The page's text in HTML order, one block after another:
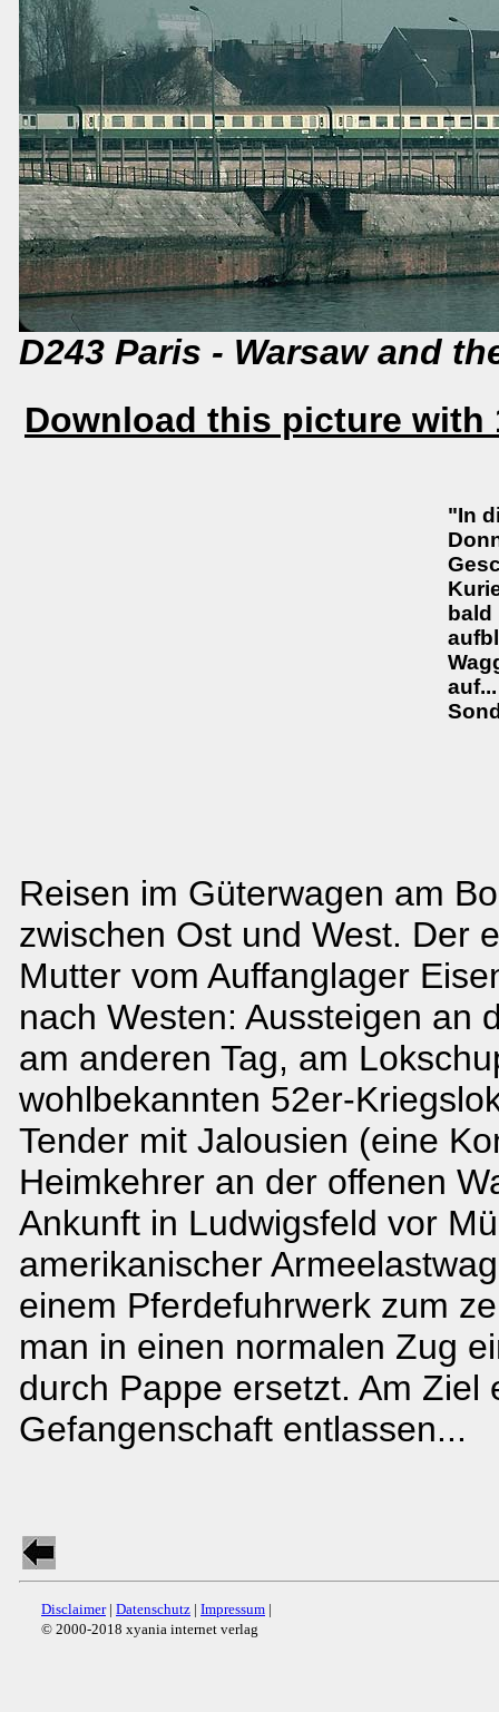
D243 Paris - Warsaw and
Download this picture with
"In
Reisen im Güterwagen am
zwischen Ost und West. Der
Mutter vom Auffanglager
nach Westen: Aussteigen an
am anderen Tag, am
wohlbekannten 52er-
Tender mit Jalousien (eine
Heimkehrer an der offenen
Ankunft in Ludwigsfeld vor
amerikanischer
einem Pferdefuhrwerk zum
man in einen normalen Zug
durch Pappe ersetzt. Am Ziel
Gefangenschaft entlassen...